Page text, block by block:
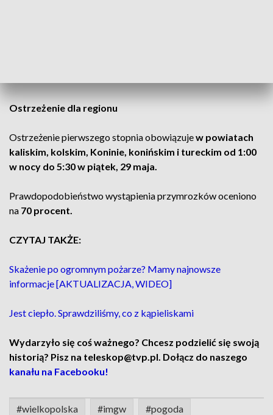
Ostrzeżenie dla regionu
Ostrzeżenie pierwszego stopnia obowiązujew powiatach
kaliskim, kolskim, Koninie, konińskim i tureckim od 1:00
w nocy do 5:30 w piątek, 29 maja.
Prawdopodobieństwo wystąpienia przymrozków oceniono
na 70 procent.
CZYTAJ TAKŻE:
Skażenie po ogromnym pożarze? Mamy najnowsze
informacje [AKTUALIZACJA, WIDEO]
Jest ciepło. Sprawdziliśmy, co z kąpieliskami
Wydarzyło się coś ważnego? Chcesz podzielić się swoją
historią? Pisz na teleskop@tvp.pl. Dołącz do naszego
kanału na Facebooku!
#wielkopolska #imgw #pogoda